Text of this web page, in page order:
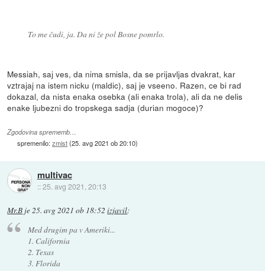
To me čudi, ja. Da ni že pol Bosne pomrlo.
Messiah, saj ves, da nima smisla, da se prijavljas dvakrat, kar
vztrajaj na istem nicku (maldic), saj je vseeno. Razen, ce bi rad
dokazal, da nista enaka osebka (ali enaka trola), ali da ne delis
enake ljubezni do tropskega sadja (durian mogoce)?
Zgodovina sprememb…
spremenilo:zmist(25. avg 2021 ob 20:10)
multivac
::25. avg 2021, 20:13
Mr.B je25. avg 2021 ob 18:52 izjavil:
Med drugim pa v Ameriki...
1. California
2. Texas
3. Florida